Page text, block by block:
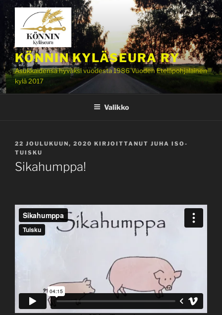
Siirry
sisältöön
KÖNNIN KYLÄSEURA RY
Asukkaidensa hyväksi vuodesta 1986 Vuoden Eteläpohjalainen
kylä 2017
Valikko
JULKAISTU
22 JOULUKUUN, 2020 KIRJOITTANUT JUHA ISO-
TUISKU
Sikahumppa!